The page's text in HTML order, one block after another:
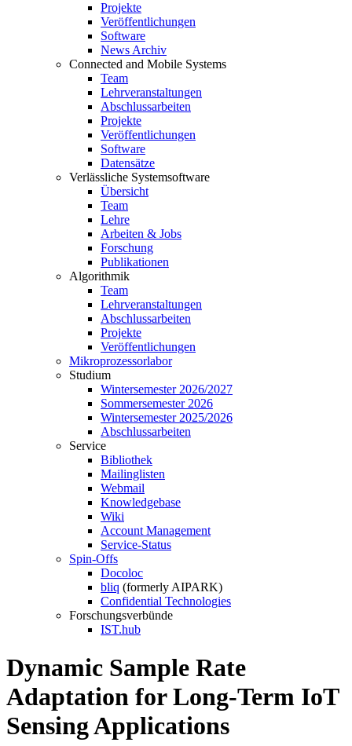
Projekte
Veröffentlichungen
Software
News Archiv
Connected and Mobile Systems
Team
Lehrveranstaltungen
Abschlussarbeiten
Projekte
Veröffentlichungen
Software
Datensätze
Verlässliche Systemsoftware
Übersicht
Team
Lehre
Arbeiten & Jobs
Forschung
Publikationen
Algorithmik
Team
Lehrveranstaltungen
Abschlussarbeiten
Projekte
Veröffentlichungen
Mikroprozessorlabor
Studium
Wintersemester 2026/2027
Sommersemester 2026
Wintersemester 2025/2026
Abschlussarbeiten
Service
Bibliothek
Mailinglisten
Webmail
Knowledgebase
Wiki
Account Management
Service-Status
Spin-Offs
Docoloc
bliq (formerly AIPARK)
Confidential Technologies
Forschungsverbünde
IST.hub
Dynamic Sample Rate
Adaptation for Long-Term IoT
Sensing Applications